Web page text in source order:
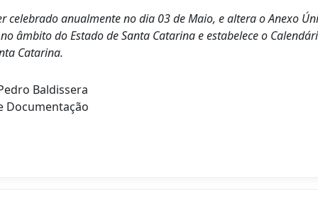
celebrado anualmente no dia 03 de Maio, e altera o Anexo
âmbito do Estado de Santa Catarina e estabelece o
Catarina.
Baldissera
Documentação